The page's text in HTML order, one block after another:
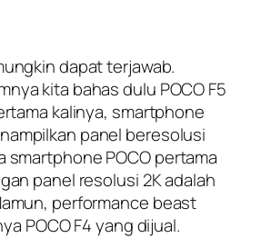
dapat terjawab.
kita bahas dulu POCO F5
kalinya, smartphone
panel beresolusi
smartphone POCO pertama
panel resolusi 2K adalah
performance beast
POCO F4 yang dijual.